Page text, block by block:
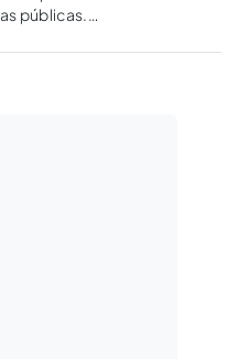
públicas.
o qual